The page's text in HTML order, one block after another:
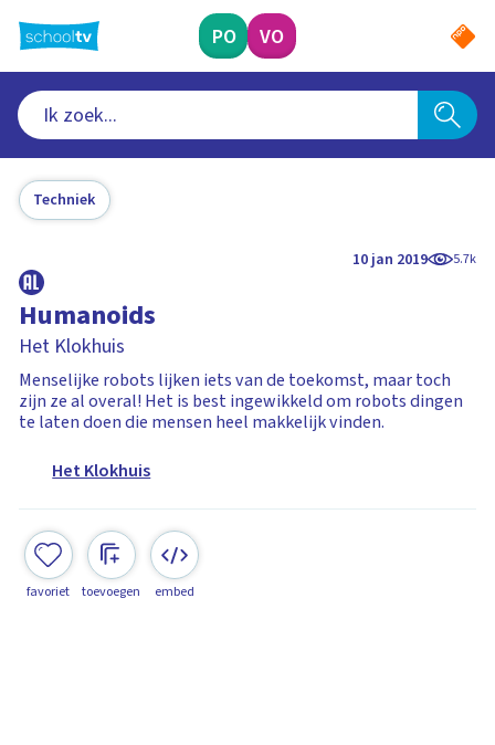
naar
hoofdinhoud
PO VO
Techniek
10 jan 2019 5.7k
Humanoids
Het Klokhuis
Menselijke robots lijken iets van de toekomst, maar toch
zijn ze al overal! Het is best ingewikkeld om robots dingen
te laten doen die mensen heel makkelijk vinden.
Het Klokhuis
favoriet toevoegen embed